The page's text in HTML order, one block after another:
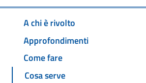
A chi è rivolto
Approfondimenti
Come fare
Cosa serve